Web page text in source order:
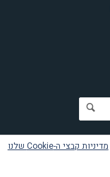
מדיניות קבצי ה-Cookie שלנו